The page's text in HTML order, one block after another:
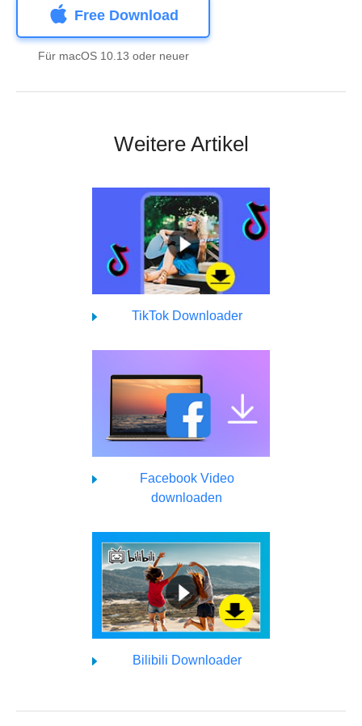
Free Download
Für macOS 10.13 oder neuer
Weitere Artikel
TikTok Downloader
Facebook Video
downloaden
Bilibili Downloader